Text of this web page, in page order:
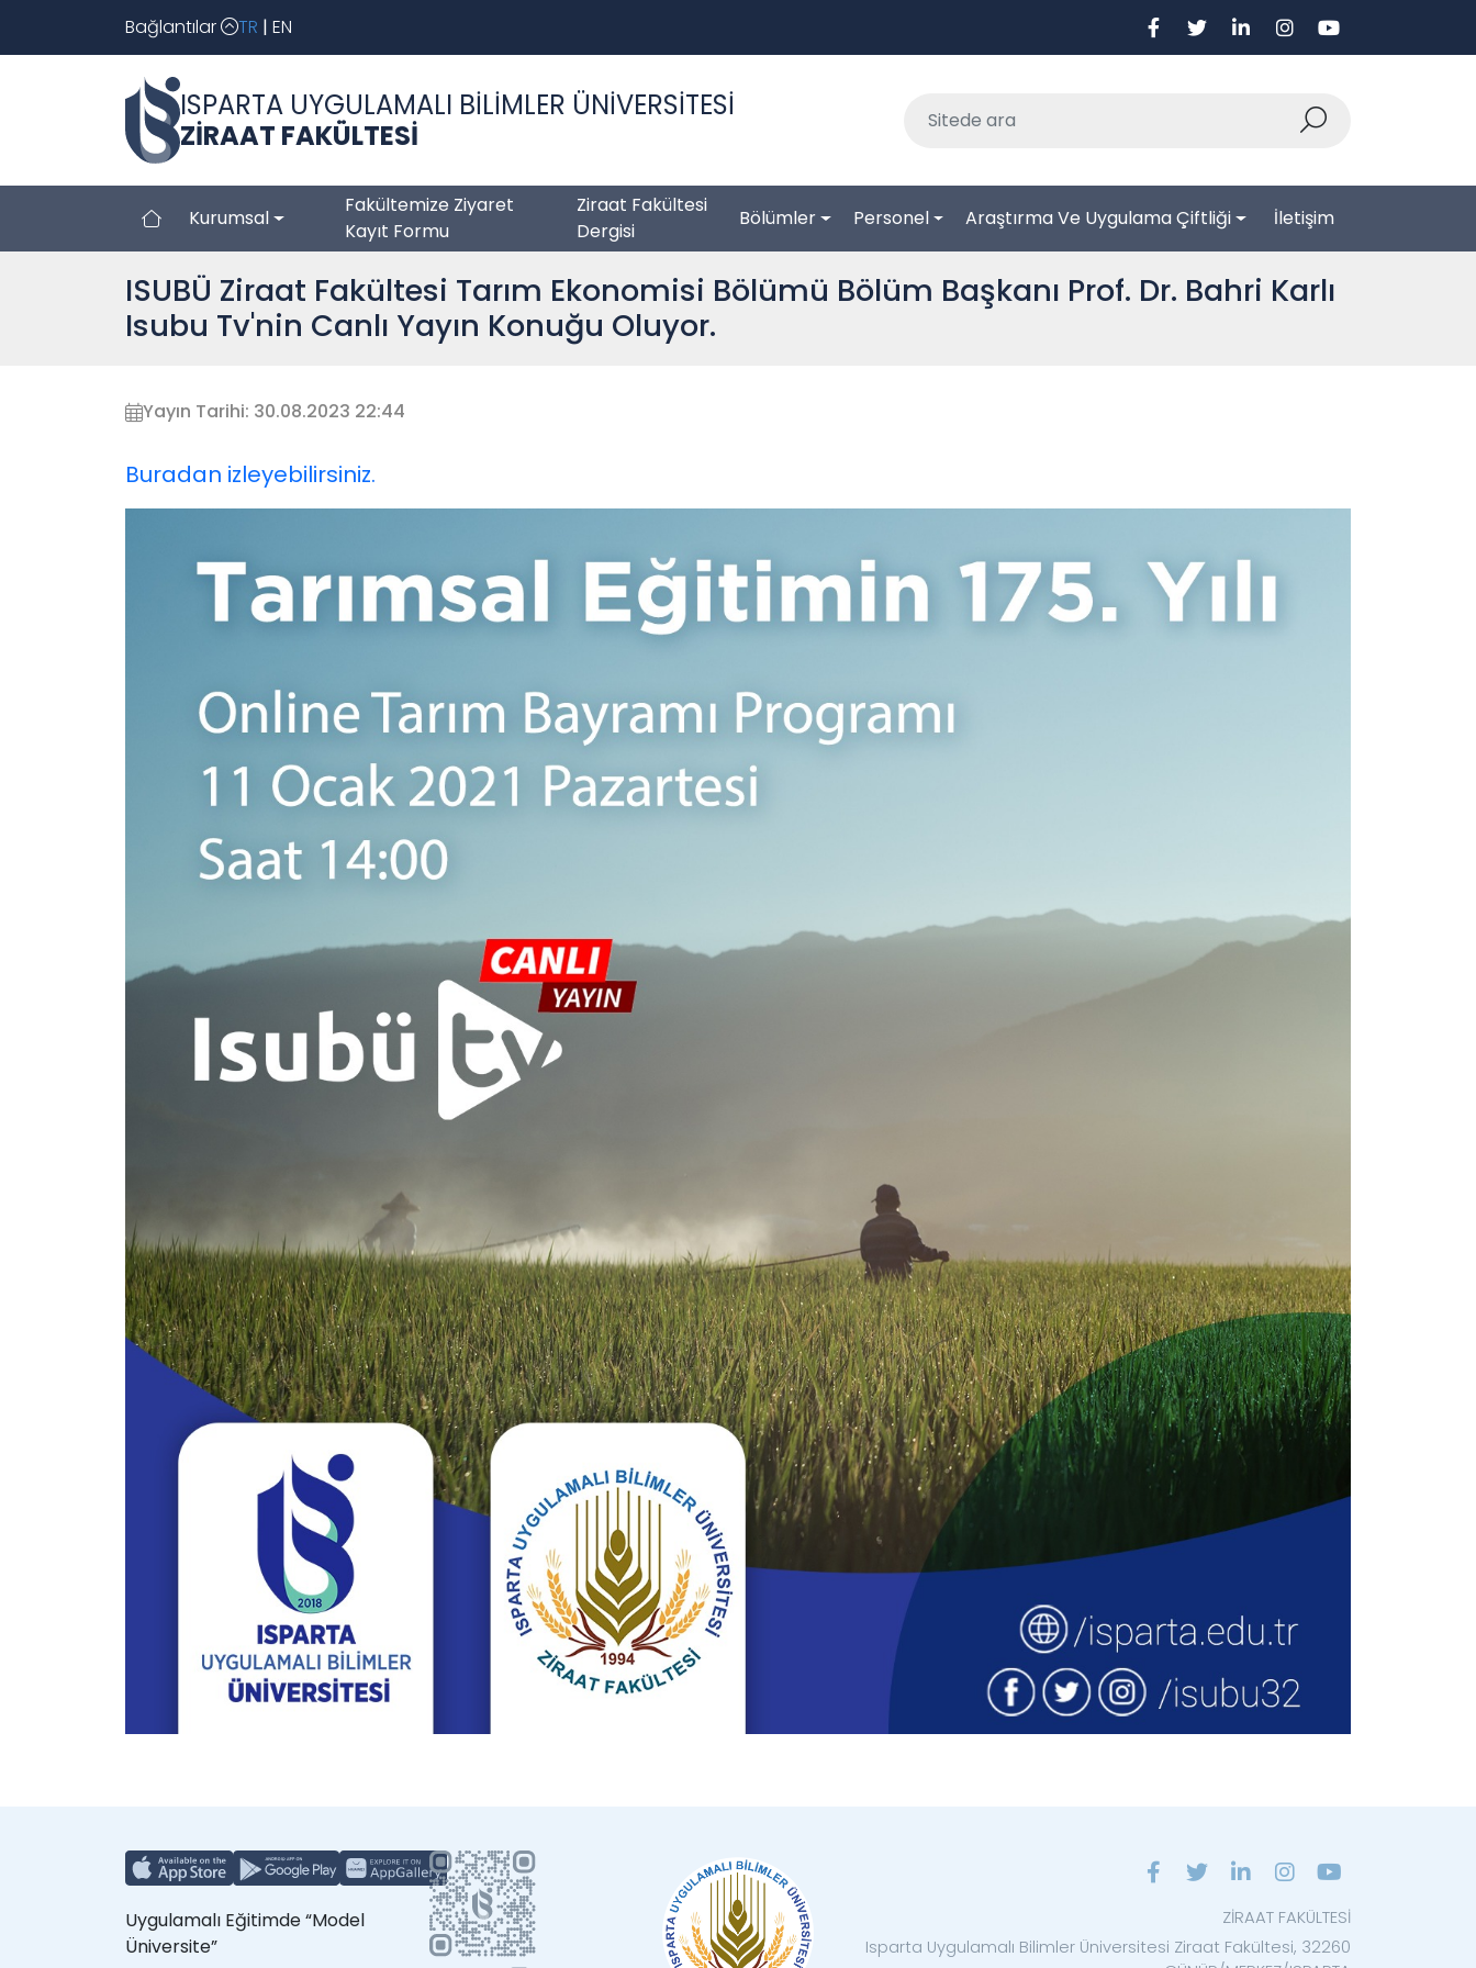
Bağlantılar TR | EN
ISPARTA UYGULAMALI BİLİMLER ÜNİVERSİTESİ
ZİRAAT FAKÜLTESİ
Kurumsal
Fakültemize Ziyaret
Kayıt Formu
Ziraat Fakültesi
Dergisi
Bölümler Personel Araştırma Ve Uygulama Çiftliği İletişim
ISUBÜ Ziraat Fakültesi Tarım Ekonomisi Bölümü Bölüm Başkanı Prof. Dr. Bahri Karlı
Isubu Tv'nin Canlı Yayın Konuğu Oluyor.
Yayın Tarihi: 30.08.2023 22:44
Buradan izleyebilirsiniz.
Uygulamalı Eğitimde “Model
Üniversite”
ZİRAAT FAKÜLTESİ
Isparta Uygulamalı Bilimler Üniversitesi Ziraat Fakültesi, 32260